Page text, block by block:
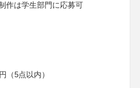
作は学生部門に応募可
（5点以内）